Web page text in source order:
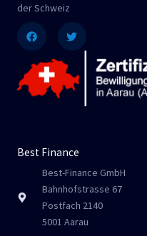
der Schweiz
Best Finance
Best-Finance GmbH
Bahnhofstrasse 67
Postfach 2140
5001 Aarau